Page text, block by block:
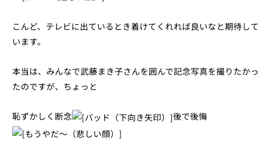
こんど、テレビに出ているとき着けてくれれば良いなと期待して
います。
本当は、みんなで武藤まき子さんを囲んで記念写真を撮りたかっ
たのですが、ちょっと
恥ずかしく断念 後で後悔